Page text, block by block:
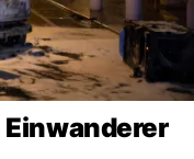
Einwanderer